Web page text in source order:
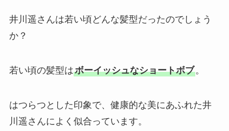
井川遥さんは若い頃どんな髪型だったのでしょう
か？
若い頃の髪型はボーイッシュなショートボブ。
はつらつとした印象で、健康的な美にあふれた井
川遥さんによく似合っています。